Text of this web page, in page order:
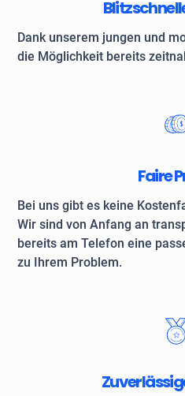
Dank unserem jungen und
die Möglichkeit bereits
Faire
Bei uns gibt es keine
Wir sind von Anfang an
bereits am Telefon eine
zu Ihrem Problem.